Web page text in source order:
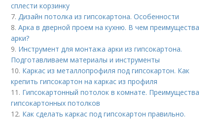
сплести корзинку
7. Дизайн потолка из гипсокартона. Особенности
8.Арка в дверной проем на кухню. В чем преимущества
арки?
9. Инструмент для монтажа арки из гипсокартона.
Подготавливаем материалы и инструменты
10. Каркас из металлопрофиля под гипсокартон. Как
крепить гипсокартон на каркас из профиля
11. Гипсокартонный потолок в комнате. Преимущества
гипсокартонных потолков
12. Как сделать каркас под гипсокартон правильно.